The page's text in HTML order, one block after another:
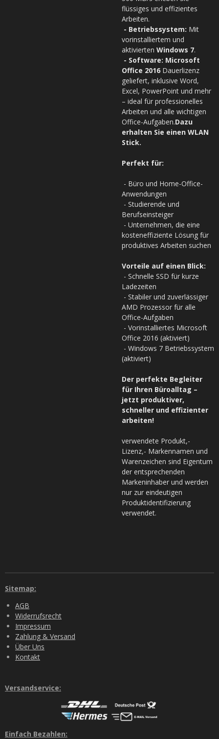
flüssiges und effizientes
Arbeiten.
- Betriebssystem: Mit
vorinstalliertem und
aktivierten Windows 7.
- Software: Microsoft
Office 2016 Dauerlizenz
geliefert, inklusive Word,
Excel, PowerPoint und mehr
– ideal für professionelles
Arbeiten und alle wichtigen
Office-Aufgaben.Dazu
erhalten Sie einen WLAN
Stick.
Perfekt für:
- Büro und Home-Office-
Anwendungen
- Studierende und
Berufseinsteiger
- Unternehmen, die eine
kosteneffiziente Lösung für
produktives Arbeiten suchen
Vorteile auf einen Blick:
- Schnelle SSD für kurze
Ladezeiten
- Stabiler und zuverlässiger
AMD Prozessor für alle
Office-Aufgaben
- Vorinstalliertes Microsoft
Office 2016 (aktiviert)
- Windows 7 Betriebssystem
(aktiviert)
Der perfekte Begleiter
für Ihren Büroalltag –
jetzt produktiver,
schneller und effizienter
arbeiten!
verwendete Produkt,-
Lizenz,- Markennamen und
Warenzeichen sind Eigentum
der entsprechenden
Markeninhaber und werden
nur zur eindeutigen
Produktidentifizierung
verwendet.
Sitemap:
AGB
Widerrufsrecht
Impressum
Zahlung & Versand
Über Uns
Kontakt
Versandservice:
Einfach Bezahlen: